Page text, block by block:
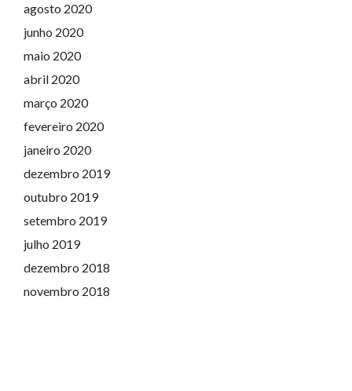
agosto 2020
junho 2020
maio 2020
abril 2020
março 2020
fevereiro 2020
janeiro 2020
dezembro 2019
outubro 2019
setembro 2019
julho 2019
dezembro 2018
novembro 2018